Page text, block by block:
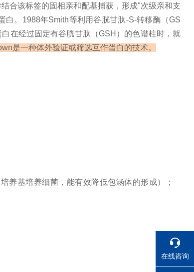
合该标签的固相亲和配基捕获，形成"次级亲和支
白。1988年Smith等利用谷胱甘肽-S-转移酶（GS
在经过固定有谷胱甘肽（GSH）的色谱柱时，就
是一种体外验证或筛选互作蛋白的技术。
养基培养细菌，能有效降低包涵体的形成）；
在线咨询